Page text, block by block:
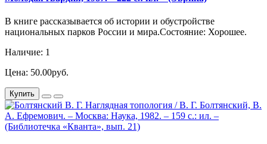
В книге рассказывается об истории и обустройстве
национальных парков России и мира.Состояние: Хорошее.
Наличие: 1
Цена: 50.00руб.
Купить